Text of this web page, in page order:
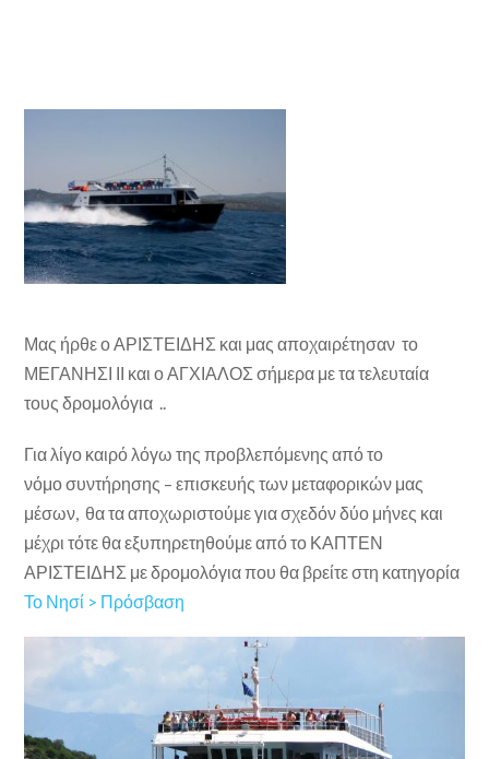
Μας ήρθε ο ΑΡΙΣΤΕΙΔΗΣ και μας αποχαιρέτησαν το
ΜΕΓΑΝΗΣΙ ΙΙ και ο ΑΓΧΙΑΛΟΣ σήμερα με τα τελευταία
τους δρομολόγια ..
Για λίγο καιρό λόγω της προβλεπόμενης από το
νόμο συντήρησης – επισκευής των μεταφορικών μας
μέσων, θα τα αποχωριστούμε για σχεδόν δύο μήνες και
μέχρι τότε θα εξυπηρετηθούμε από το ΚΑΠΤΕΝ
ΑΡΙΣΤΕΙΔΗΣ με δρομολόγια που θα βρείτε στη κατηγορία
Το Νησί > Πρόσβαση